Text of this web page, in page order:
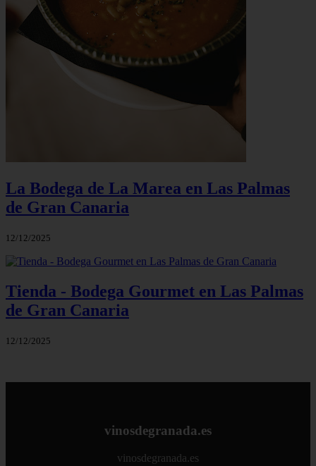
La Bodega de La Marea en Las Palmas
de Gran Canaria
12/12/2025
Tienda - Bodega Gourmet en Las Palmas
de Gran Canaria
12/12/2025
vinosdegranada.es
vinosdegranada.es